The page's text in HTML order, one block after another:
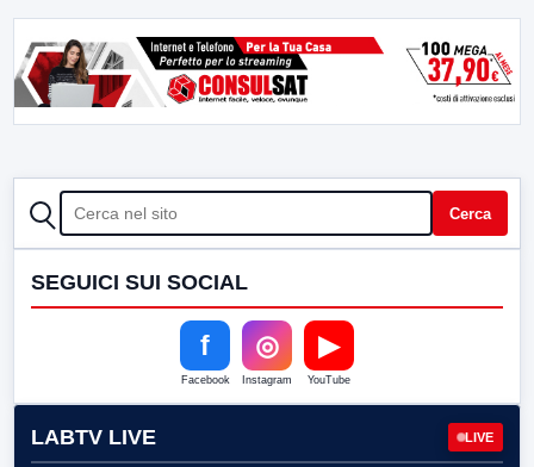
CERCA Cerca
SEGUICI SUI SOCIAL
f
Facebook
◎
Instagram
▶
YouTube
LABTV LIVE LIVE